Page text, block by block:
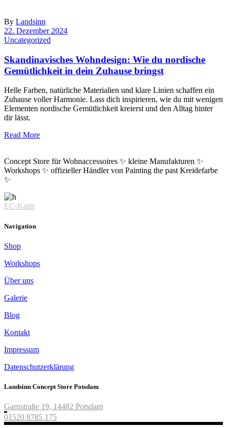
By Landsinn
22. Dezember 2024
Uncategorized
Skandinavisches Wohndesign: Wie du nordische
Gemütlichkeit in dein Zuhause bringst
Helle Farben, natürliche Materialien und klare Linien schaffen ein
Zuhause voller Harmonie. Lass dich inspirieren, wie du mit wenigen
Elementen nordische Gemütlichkeit kreierst und den Alltag hinter
dir lässt.
Read More
Concept Store für Wohnaccessoires ✨ kleine Manufakturen ✨
Workshops ✨ offizieller Händler von Painting the past Kreidefarbe
✨
EC-Karte
Navigation
Shop
Workshops
Über uns
Galerie
Blog
Kontakt
Impressum
Datenschutzerklärung
Landsinn Concept Store Potsdam
Garnstraße 19, 14482 Potsdam
01520 8785 175